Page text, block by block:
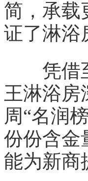
简，承载
证了淋浴
凭借至
王淋浴房
周“名润
份份含金
能为新商